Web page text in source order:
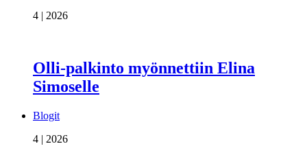
4 | 2026
Olli-palkinto myönnettiin Elina
Simoselle
Blogit
4 | 2026